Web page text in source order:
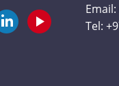
Email:
Tel: